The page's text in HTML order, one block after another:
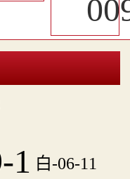
白-06-11